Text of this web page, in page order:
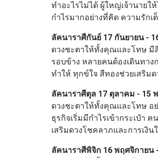
ทำอะไรไม่ได้ ผู้ใหญ่เจ้านายใ
กำไรมากอย่างที่คิด ความรัก
ลัคนาราศีกันย์ 17 กันยายน -
ดวงชะตาให้ทั้งคุณและโทษ มี
รอบข้าง หลายคนต้องเดินทาง
ทำให้ ทุกข์ใจ สีทองช่วยเสริม
ลัคนาราศีตุล 17 ตุลาคม - 15
ดวงชะตาให้ทั้งคุณและโทษ อ
ธุรกิจเริ่มมีกำไรเข้ากระเป๋า
เสริมดวงโชคลาภและการเงิน
ลัคนาราศีพิจิก 16 พฤศจิกายน